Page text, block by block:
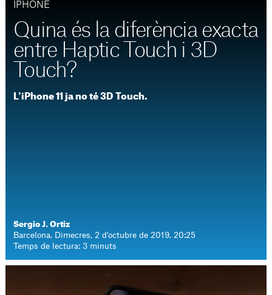
IPHONE
Quina és la diferència exacta
entre Haptic Touch i 3D
Touch?
L'iPhone 11 ja no té 3D Touch.
Sergio J. Ortiz
Barcelona. Dimecres, 2 d'octubre de 2019. 20:25
Temps de lectura: 3 minuts